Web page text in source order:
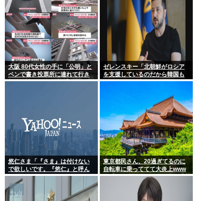
大阪 80代女性の手に「公明」と
ペンで書き投票所に連れて行き
投票干渉 60女を送検【いさ酒
ゼレンスキー「北朝鮮がロシア
を支援しているのだから韓国も
ウクライナを支援しろ」
悠仁さま「『さま』は付けない
で欲しいです。『悠仁』と呼ん
でください」
東京都民さん、20過ぎてるのに
自転車に乗っててて大炎上www
女「いい歳した男で自転車に乗
るのは知的障がい者だけだよ？